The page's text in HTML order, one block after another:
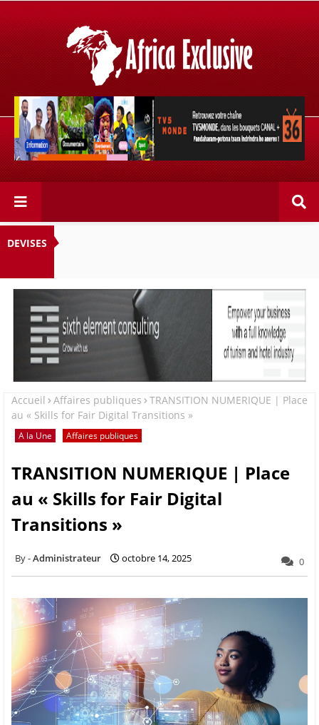
Retrouvez votre chaîne @TV5MONDE, dans les bouquets
CANAL+ 36 . Fandaharam-potoana tsara indrindra ho
anareo!
DEVISES
Accueil Affaires publiques
TRANSITION NUMERIQUE | Place
au « Skills for Fair Digital Transitions »
A la Une Affaires publiques
TRANSITION NUMERIQUE | Place
au « Skills for Fair Digital
Transitions »
Administrateur octobre 14, 2025 0